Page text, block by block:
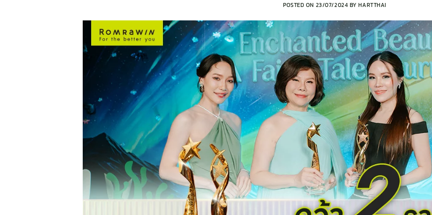
POSTED ON 23/07/2024 BYHARTTHAI